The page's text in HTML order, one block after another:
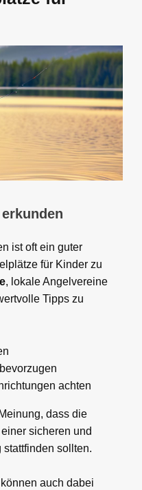
ist oft ein guter
für Kinder zu
, lokale Angelvereine
Tipps zu
achten
dass die
sicheren und
stattfinden sollten.
auch dabei